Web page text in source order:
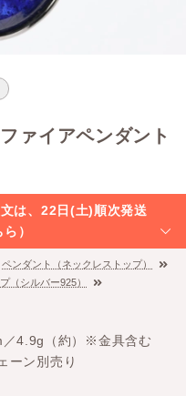
ァイアペンダント
は、22日(土)順次発送
）
ペンダント（ネックレストップ）
（シルバー925）
4.9g（約）※金具含む
ーン別売り